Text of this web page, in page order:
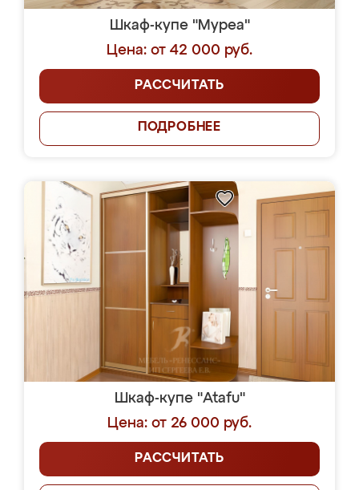
Шкаф-купе "Муреа"
Цена: от 42 000 руб.
РАССЧИТАТЬ
ПОДРОБНЕЕ
Шкаф-купе "Atafu"
Цена: от 26 000 руб.
РАССЧИТАТЬ